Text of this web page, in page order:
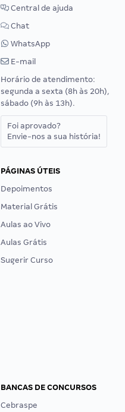
Central de ajuda
Chat
WhatsApp
E-mail
Horário de atendimento:
segunda a sexta (8h às 20h),
sábado (9h às 13h).
Foi aprovado?
Envie-nos a sua história!
PÁGINAS ÚTEIS
Depoimentos
Material Grátis
Aulas ao Vivo
Aulas Grátis
Sugerir Curso
BANCAS DE CONCURSOS
Cebraspe